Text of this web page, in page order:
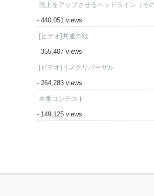
売上をアップさせるヘッドライン（その
- 440,051 views
[ビデオ]共通の敵
- 355,407 views
[ビデオ]リスクリバーサル
- 264,283 views
本番コンテスト
- 149,125 views